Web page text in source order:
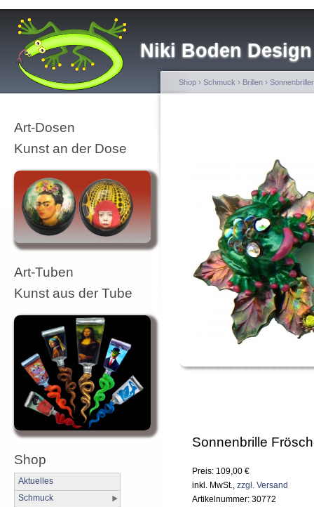
Niki Boden Design
Art-Dosen
Kunst an der Dose
Art-Tuben
Kunst aus der Tube
Shop
Aktuelles
Schmuck
Shop › Schmuck › Brillen ›
Sonnenbrille
Preis: 109,00 €
inkl. MwSt., zzgl. Versand
Artikelnummer: 30772